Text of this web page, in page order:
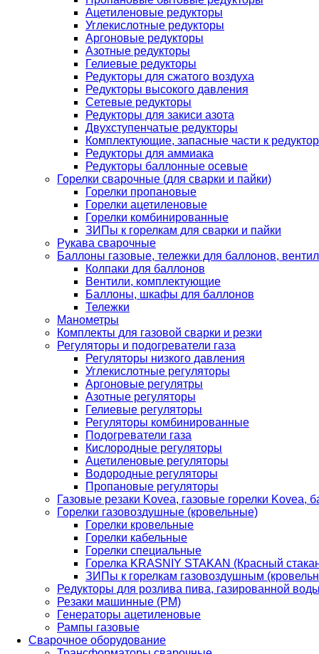
Ацетиленовые редукторы
Углекислотные редукторы
Аргоновые редукторы
Азотные редукторы
Гелиевые редукторы
Редукторы для сжатого воздуха
Редукторы высокого давления
Сетевые редукторы
Редукторы для закиси азота
Двухступенчатые редукторы
Комплектующие, запасные части к
Редукторы для аммиака
Редукторы баллонные осевые
Горелки сварочные (для сварки и пайки)
Горелки пропановые
Горелки ацетиленовые
Горелки комбинированные
ЗИПы к горелкам для сварки и пайки
Рукава сварочные
Баллоны газовые, тележки для баллонов,
Колпаки для баллонов
Вентили, комплектующие
Баллоны, шкафы для баллонов
Тележки
Манометры
Комплекты для газовой сварки и резки
Регуляторы и подогреватели газа
Регуляторы низкого давления
Углекислотные регуляторы
Аргоновые регулятры
Азотные регуляторы
Гелиевые регуляторы
Регуляторы комбинированные
Подогреватели газа
Кислородные регуляторы
Ацетиленовые регуляторы
Водородные регуляторы
Пропановые регуляторы
Газовые резаки Kovea, газовые горелки Kovea,
Горелки газовоздушные (кровельные)
Горелки кровельные
Горелки кабельные
Горелки специальные
Горелка KRASNIY STAKAN (Красный
ЗИПы к горелкам газовоздушным
Редукторы для розлива пива, газированной
Резаки машинные (РМ)
Генераторы ацетиленовые
Рампы газовые
Сварочное оборудование